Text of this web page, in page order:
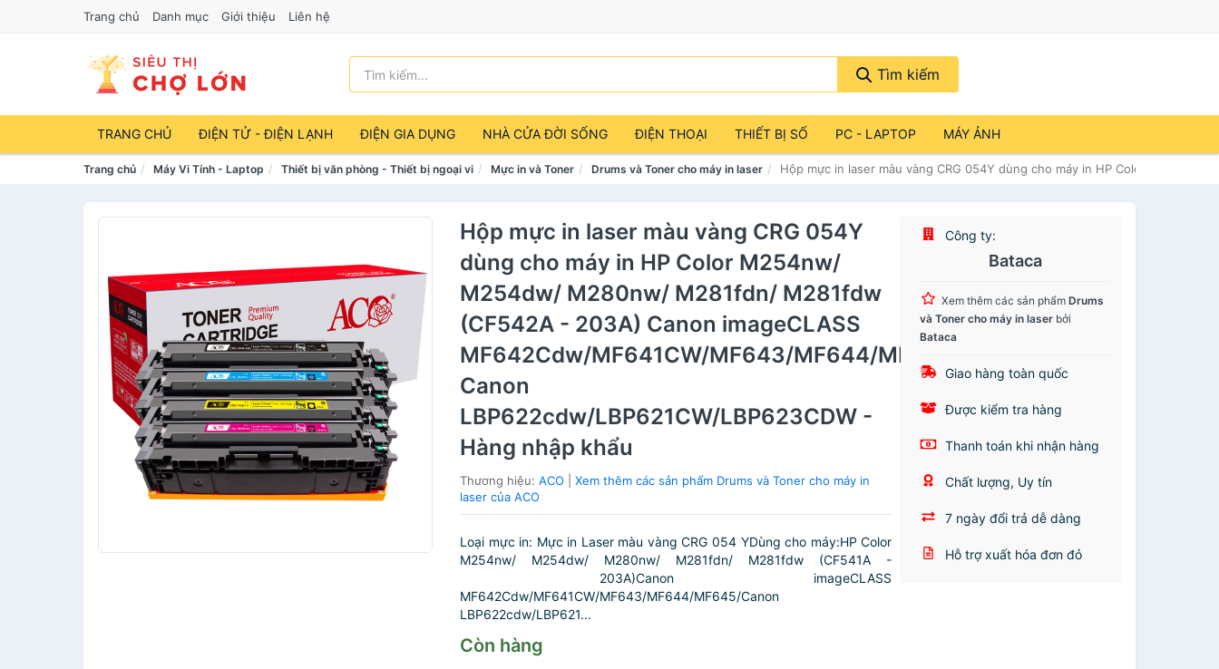
Trang chủ Danh mục Giới thiệu Liên hệ
Tìm kiếm
TRANG CHỦ ĐIỆN TỬ - ĐIỆN LẠNH ĐIỆN GIA DỤNG NHÀ CỬA ĐỜI SỐNG ĐIỆN THOẠI THIẾT BỊ SỐ PC - LAPTOP MÁY ẢNH
Trang chủ Máy Vi Tính - Laptop Thiết bị văn phòng - Thiết bị ngoại vi Mực in và Toner Drums và Toner cho máy in laser Hộp mực in laser màu vàng CRG 054Y dùng cho máy in HP Color M254nw/
Hộp mực in laser màu vàng CRG 054Y
dùng cho máy in HP Color M254nw/
M254dw/ M280nw/ M281fdn/ M281fdw
(CF542A - 203A) Canon imageCLASS
MF642Cdw/MF641CW/MF643/MF644/MF645/
Canon
LBP622cdw/LBP621CW/LBP623CDW -
Hàng nhập khẩu
Thương hiệu:ACO |Xem thêm các sản phẩm Drums và Toner cho máy in
laser của ACO
Loại mực in: Mực in Laser màu vàng CRG 054 YDùng cho máy:HP Color
M254nw/ M254dw/ M280nw/ M281fdn/ M281fdw (CF541A -
203A)Canon imageCLASS
MF642Cdw/MF641CW/MF643/MF644/MF645/Canon
LBP622cdw/LBP621...
Còn hàng
Công ty:
Bataca
Xem thêm các sản phẩmDrums
và Toner cho máy in laser bởi
Bataca
Giao hàng toàn quốc
Được kiểm tra hàng
Thanh toán khi nhận hàng
Chất lượng, Uy tín
7 ngày đổi trả dễ dàng
Hỗ trợ xuất hóa đơn đỏ